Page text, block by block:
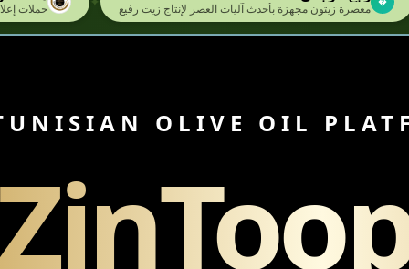
لإنتاج زيت رفيع حملات إعلانية على ميتا وجوجل للمنتجين والمصدرين
OLIVE OIL